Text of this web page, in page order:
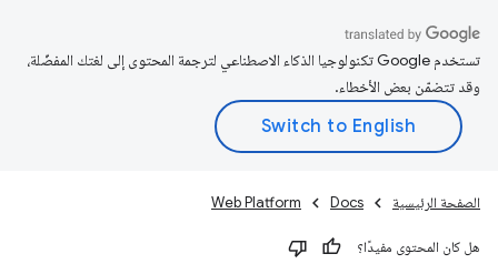
تستخدم Google تكنولوجيا الذكاء الاصطناعي لترجمة المحتوى إلى لغتك المفضّلة،
وقد تتضمّن بعض الأخطاء.
الصفحة الرئيسية Docs
Web Platform
هل كان المحتوى مفيدًا؟